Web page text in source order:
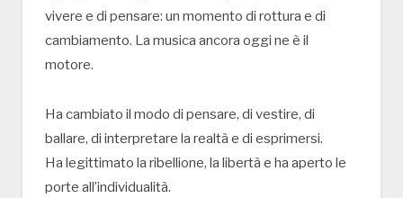
vivere e di pensare: un momento di rottura e di
cambiamento. La musica ancora oggi ne è il
motore.
Ha cambiato il modo di pensare, di vestire, di
ballare, di interpretare la realtà e di esprimersi.
Ha legittimato la ribellione, la libertà e ha aperto le
porte all’individualità.